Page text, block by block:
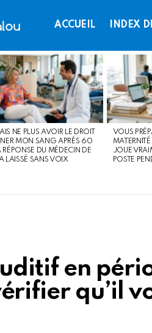
ACCUEIL INDEX
NE PLUS AVOIR LE DROIT
MON SANG APRÈS 60
RÉPONSE DU MÉDECIN DE
LAISSÉ SANS VOIX
VOUS
JOUE
POSTE
en
qu’il